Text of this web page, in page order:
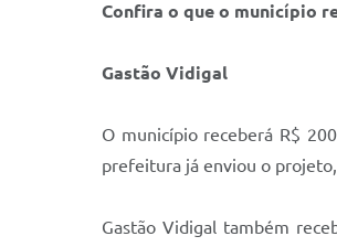
Confira o que o município
Gastão Vidigal
O município receberá R$
prefeitura já enviou o
Gastão Vidigal também